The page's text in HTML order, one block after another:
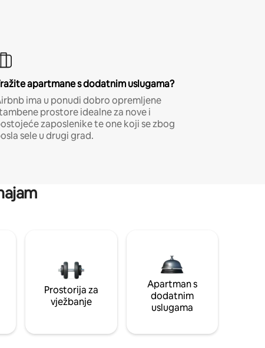
apartmane s dodatnim uslugama?
ima u ponudi dobro opremljene
prostore idealne za nove i
zaposlenike te one koji se zbog
sele u drugi grad.
Prostorija za
vježbanje
Apartman s
dodatnim
uslugama